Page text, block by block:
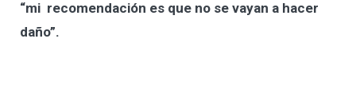
“mi recomendación es que no se vayan a hacer
daño”.